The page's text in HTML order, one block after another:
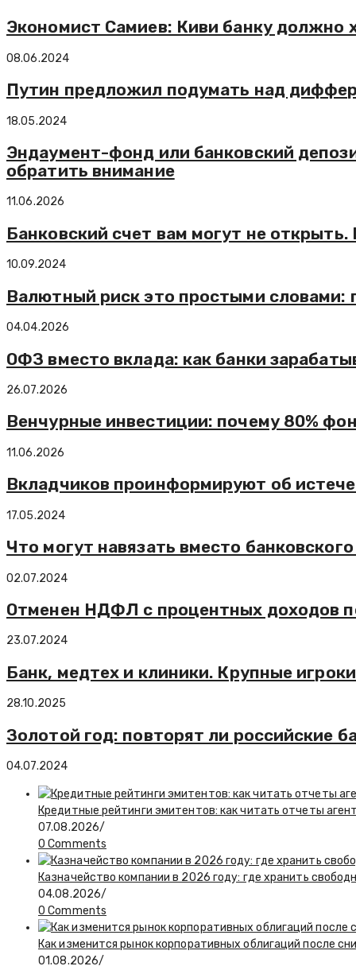
Экономист Самиев: Киви банку должно
08.06.2024
Путин предложил подумать над
18.05.2024
Эндаумент-фонд или банковский
обратить внимание
11.06.2026
Банковский счет вам могут не
10.09.2024
Валютный риск это простыми словами:
04.04.2026
ОФЗ вместо вклада: как банки
26.07.2026
Венчурные инвестиции: почему 80%
11.06.2026
Вкладчиков проинформируют об
17.05.2024
Что могут навязать вместо
02.07.2024
Отменен НДФЛ с процентных доходов
23.07.2024
Банк, медтех и клиники. Крупные
28.10.2025
Золотой год: повторят ли российские
04.07.2024
Кредитные рейтинги эмитентов: как читать отчеты
07.08.2026/
0 Comments
Казначейство компании в 2026 году: где хранить
04.08.2026/
0 Comments
Как изменится рынок корпоративных облигаций после
01.08.2026/